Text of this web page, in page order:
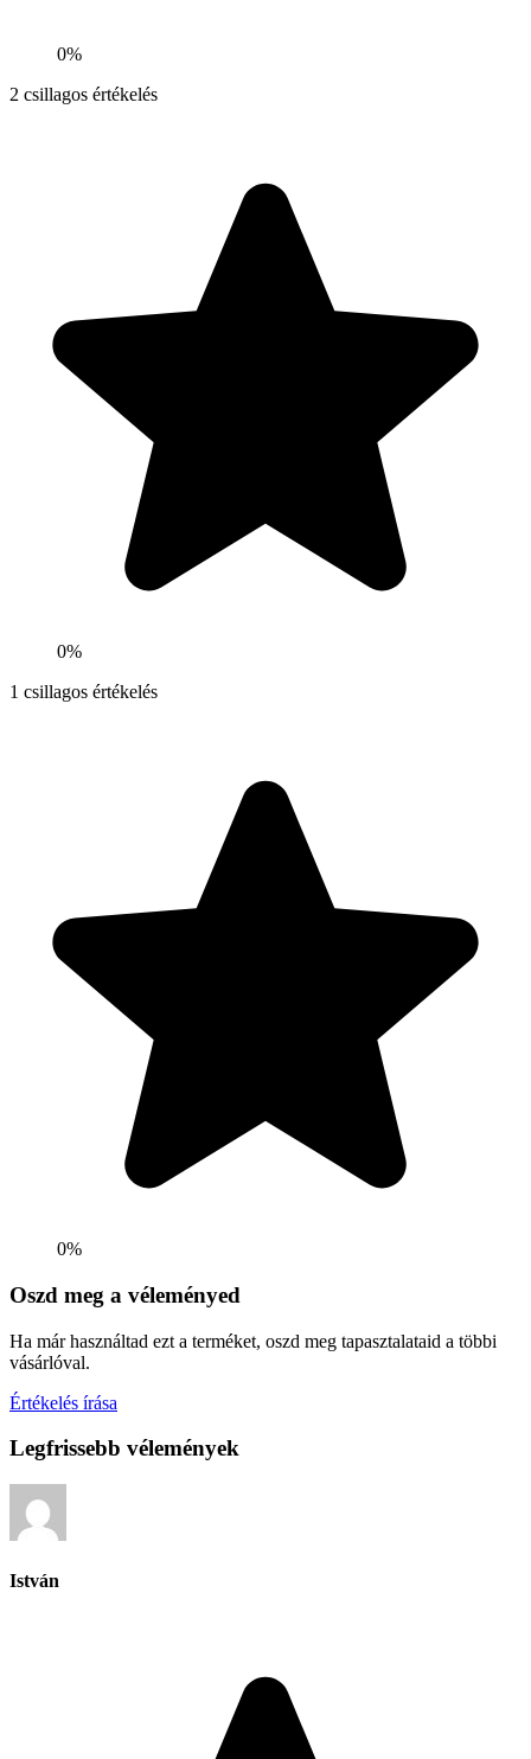
0%
2 csillagos értékelés
0%
1 csillagos értékelés
0%
Oszd meg a véleményed
Ha már használtad ezt a terméket, oszd meg tapasztalataid a többi
vásárlóval.
Értékelés írása
Legfrissebb vélemények
István